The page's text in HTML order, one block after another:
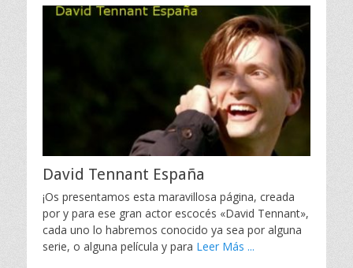
David Tennant España
¡Os presentamos esta maravillosa página, creada
por y para ese gran actor escocés «David Tennant»,
cada uno lo habremos conocido ya sea por alguna
serie, o alguna película y para Leer Más ...